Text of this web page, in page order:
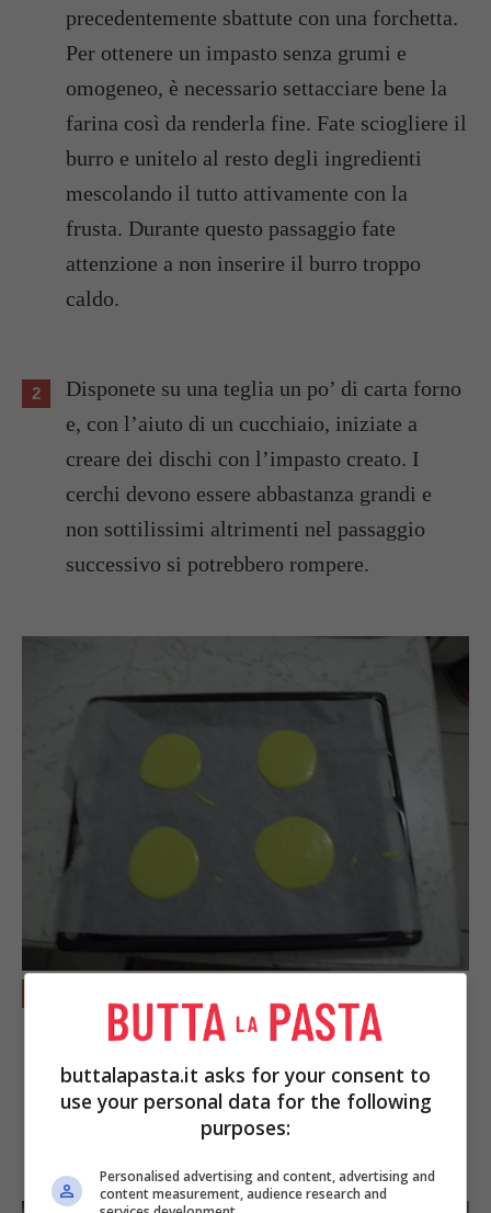
precedentemente sbattute con una forchetta.
Per ottenere un impasto senza grumi e
omogeneo, è necessario settacciare bene la
farina così da renderla fine. Fate sciogliere il
burro e unitelo al resto degli ingredienti
mescolando il tutto attivamente con la
frusta. Durante questo passaggio fate
attenzione a non inserire il burro troppo
caldo.
Disponete su una teglia un po’ di carta forno
e, con l’aiuto di un cucchiaio, iniziate a
creare dei dischi con l’impasto creato. I
cerchi devono essere abbastanza grandi e
non sottilissimi altrimenti nel passaggio
successivo si potrebbero rompere.
5 minuti a 180°. Terminata la cottura,
coni, inseriteli in delle tazzine da caffè
proprio come in questa immagine.
buttalapasta.it asks for your consent to
use your personal data for the following
purposes:
Personalised advertising and content, advertising and
content measurement, audience research and